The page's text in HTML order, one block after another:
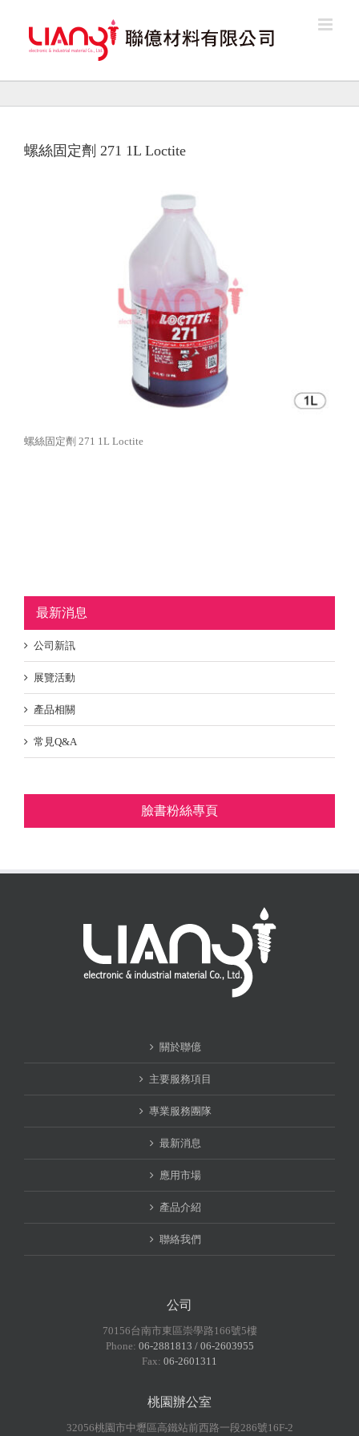
content
螺絲固定劑 271 1L Loctite
螺絲固定劑 271 1L Loctite
最新消息
公司新訊
展覽活動
產品相關
常見Q&A
臉書粉絲專頁
關於聯億
主要服務項目
專業服務團隊
最新消息
應用市場
產品介紹
聯絡我們
公司
70156台南市東區崇學路166號5樓
Phone: 06-2881813 / 06-2603955
Fax: 06-2601311
桃園辦公室
32056桃園市中壢區高鐵站前西路一段286號16F-2